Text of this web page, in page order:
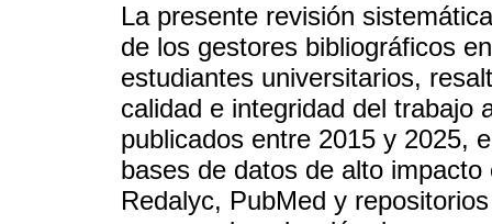
La presente revisión
de los gestores bibliográficos
estudiantes universitarios,
calidad e integridad del trabajo
publicados entre 2015 y 2025,
bases de datos de alto
Redalyc, PubMed y